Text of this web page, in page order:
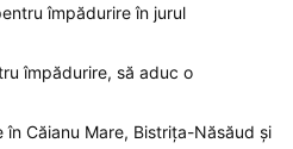
împădurire în jurul
împădurire, să aduc o
Căianu Mare, Bistrița-Năsăud și